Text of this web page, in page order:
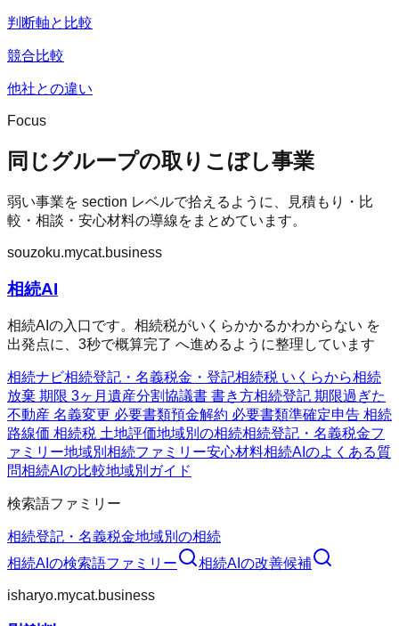
判断軸と比較
競合比較
他社との違い
Focus
同じグループの取りこぼし事業
弱い事業を section レベルで拾えるように、見積もり・比
較・相談・安心材料の導線をまとめています。
souzoku.mycat.business
相続AI
相続AIの入口です。相続税がいくらかかるかわからない を
出発点に、3秒で概算完了 へ進めるように整理しています
相続ナビ相続登記・名義税金・登記相続税 いくらから相続
放棄 期限 3ヶ月 遺産分割協議書 書き方相続登記 期限過ぎた
不動産 名義変更 必要書類預金解約 必要書類準確定申告 相続
路線価 相続税 土地評価地域別の相続相続登記・名義税金フ
ァミリー地域別相続ファミリー安心材料相続AIのよくある質
問相続AIの比較地域別ガイド
検索語ファミリー
相続登記・名義税金地域別の相続
相続AI の検索語ファミリー 相続AI の改善候補
isharyo.mycat.business